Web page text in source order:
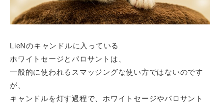
LieNのキャンドルに入っている
ホワイトセージとパロサントは、
一般的に使われるスマッジングな使い方ではないのです
が、
キャンドルを灯す過程で、ホワイトセージやパロサント